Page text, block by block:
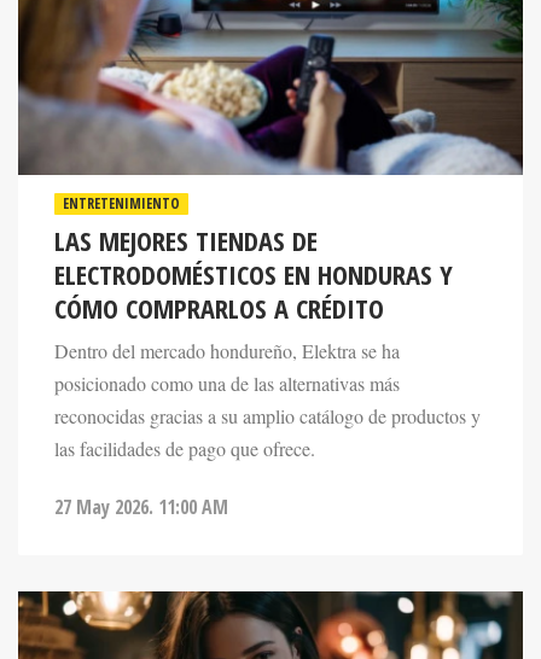
LAS MEJORES TIENDAS DE
ELECTRODOMÉSTICOS EN HONDURAS Y
CÓMO COMPRARLOS A CRÉDITO
Dentro del mercado hondureño, Elektra se ha
posicionado como una de las alternativas más
reconocidas gracias a su amplio catálogo de productos y
las facilidades de pago que ofrece.